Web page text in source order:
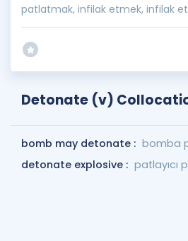
patlatmak, infilak etmek, infilak
Detonate (v)
bomb may detonate : bomba
detonate explosive : patlayıcı